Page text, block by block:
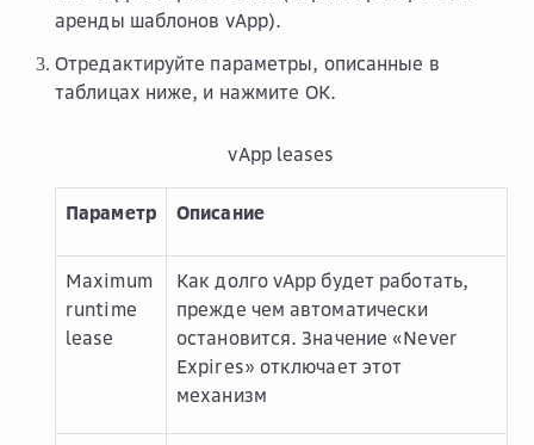
аренды шаблонов vApp).
Отредактируйте параметры, описанные в
таблицах ниже, и нажмите OK.
vApp leases
Параметр Описание
Maximum
runtime
lease
Как долго vApp будет работать,
прежде чем автоматически
остановится. Значение «Never
Expires» отключает этот
механизм